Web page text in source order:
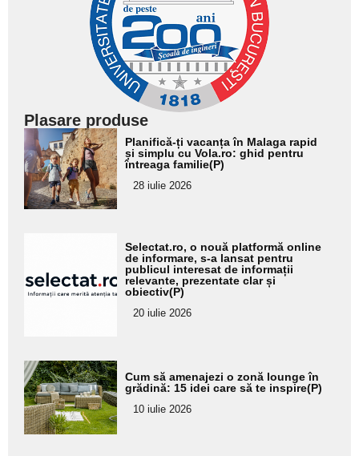
Plasare produse
Adaugă
aici textul
pentru
subtitlu
Planifică-ți vacanța în Malaga rapid
și simplu cu Vola.ro: ghid pentru
întreaga familie(P)
28 iulie 2026
pentru
subtitlu
Selectat.ro, o nouă platformă online
de informare, s-a lansat pentru
publicul interesat de informații
relevante, prezentate clar și
obiectiv(P)
20 iulie 2026
Adaugă
aici textul
pentru
subtitlu
Cum să amenajezi o zonă lounge în
grădină: 15 idei care să te inspire(P)
10 iulie 2026